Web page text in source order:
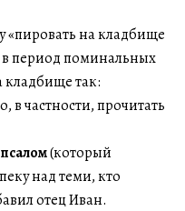
«пировать на кладбище
период поминальных
кладбище так:
частности, прочитать
(который
над теми, кто
отец Иван.